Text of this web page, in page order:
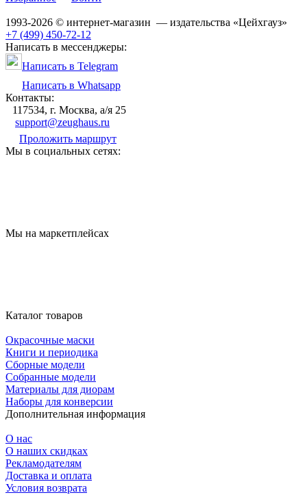
1993-2026 © интернет-магазин — издательства «Цейхгауз»
+7 (499) 450-72-12
Написать в мессенджеры:
Написать в Telegram
Написать в Whatsapp
Контакты:
117534, г. Москва, а/я 25
support@zeughaus.ru
Проложить маршрут
Мы в социальных сетях:
Мы на маркетплейсах
Каталог товаров
Окрасочные маски
Книги и периодика
Сборные модели
Собранные модели
Материалы для диорам
Наборы для конверсии
Дополнительная информация
О нас
О наших скидках
Рекламодателям
Доставка и оплата
Условия возврата